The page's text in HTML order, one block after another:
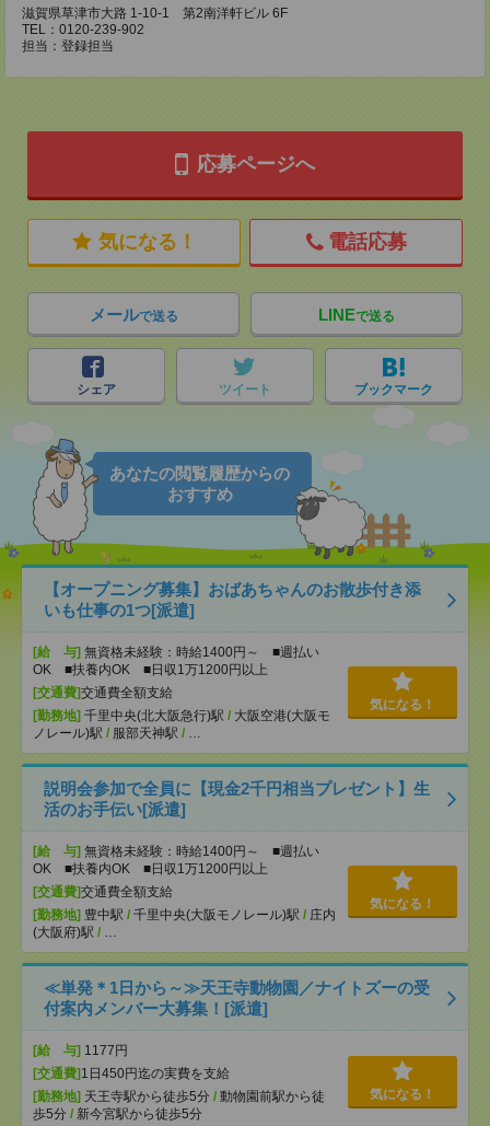
滋賀県草津市大路 1-10-1 第2南洋軒ビル 6F
TEL：0120-239-902
担当：登録担当
応募ページへ
気になる！ 電話応募
メールで送る LINEで送る
シェア ツイート ブックマーク
あなたの閲覧履歴からの
おすすめ
【オープニング募集】おばあちゃんのお散歩付き添
いも仕事の1つ[派遣]
[給 与] 無資格未経験：時給1400円～ ■週払い
OK ■扶養内OK ■日収1万1200円以上
[交通費]交通費全額支給
[勤務地] 千里中央(北大阪急行)駅 / 大阪空港(大阪モ
ノレール)駅 / 服部天神駅 / …
気になる！
説明会参加で全員に【現金2千円相当プレゼント】生
活のお手伝い[派遣]
[給 与] 無資格未経験：時給1400円～ ■週払い
OK ■扶養内OK ■日収1万1200円以上
[交通費]交通費全額支給
[勤務地] 豊中駅 / 千里中央(大阪モノレール)駅 / 庄内
(大阪府)駅 / …
気になる！
≪単発＊1日から～≫天王寺動物園／ナイトズーの受
付案内メンバー大募集！[派遣]
[給 与] 1177円
[交通費] 1日450円迄の実費を支給
[勤務地] 天王寺駅から徒歩5分 / 動物園前駅から徒
歩5分 / 新今宮駅から徒歩5分
気になる！